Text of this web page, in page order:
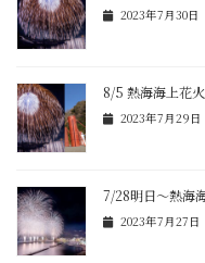
2023年7月30日
8/5 熱海海上花
2023年7月29日
7/28明日～熱海
2023年7月27日